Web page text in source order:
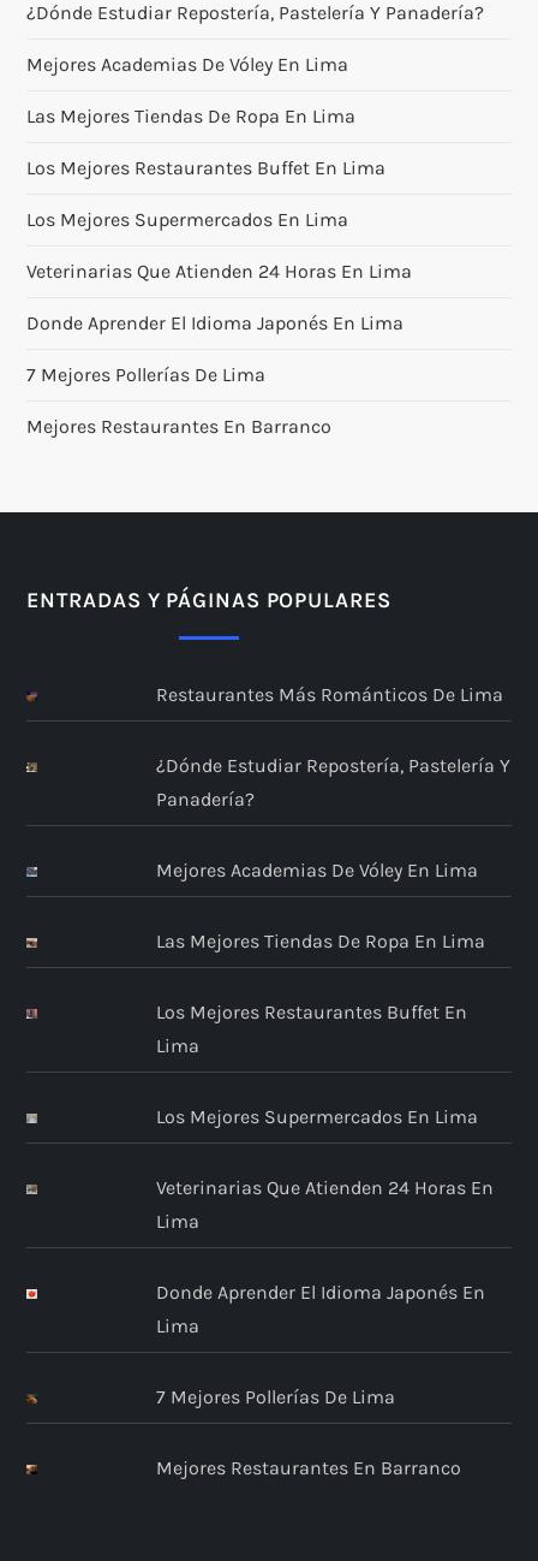
¿Dónde Estudiar Repostería, Pastelería Y Panadería?
Mejores Academias De Vóley En Lima
Las Mejores Tiendas De Ropa En Lima
Los Mejores Restaurantes Buffet En Lima
Los Mejores Supermercados En Lima
Veterinarias Que Atienden 24 Horas En Lima
Donde Aprender El Idioma Japonés En Lima
7 Mejores Pollerías De Lima
Mejores Restaurantes En Barranco
ENTRADAS Y PÁGINAS POPULARES
Restaurantes Más Románticos De Lima
¿Dónde Estudiar Repostería, Pastelería Y
Panadería?
Mejores Academias De Vóley En Lima
Las Mejores Tiendas De Ropa En Lima
Los Mejores Restaurantes Buffet En
Lima
Los Mejores Supermercados En Lima
Veterinarias Que Atienden 24 Horas En
Lima
Donde Aprender El Idioma Japonés En
Lima
7 Mejores Pollerías De Lima
Mejores Restaurantes En Barranco